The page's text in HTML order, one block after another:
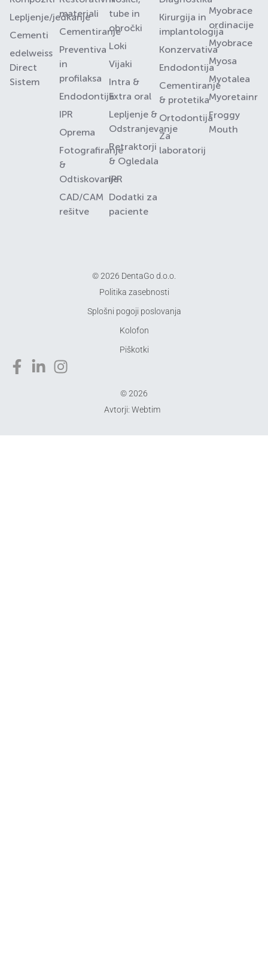
Lepljenje/jedkanje
Cementi
edelweiss
Direct
Sistem
materiali
Cementiranje
Preventiva
in
profilaksa
Endodontija
IPR
Oprema
Fotografiranje
&
Odtiskovanje
CAD/CAM
rešitve
tube in
obročki
Loki
Vijaki
Intra &
Extra oral
Lepljenje &
Odstranjevanje
Retraktorji
& Ogledala
IPR
Dodatki za
paciente
Kirurgija in
implantologija
Konzervativa
Endodontija
Cementiranje
& protetika
Ortodontija
Za
laboratorij
Myobrace
ordinacije
Myobrace
Myosa
Myotalea
Myoretainr
Froggy
Mouth
©2026 DentaGo d.o.o.
Politika zasebnosti
Splošni pogoji poslovanja
Kolofon
Piškotki
©2026
Avtorji: Webtim